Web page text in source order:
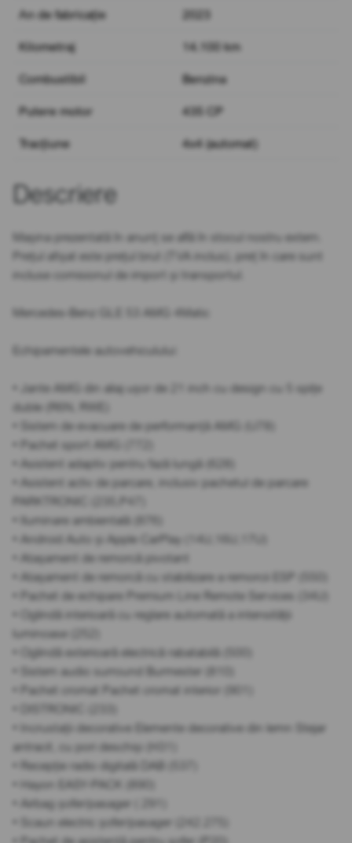
An de fabricație 2023
Kilometraj 14.100 km
Combustibil Benzina
Putere motor 435 CP
Tracțiune 4x4 (automat)
Descriere
Mașina prezentată în anunț se află în stocul nostru extern.
Prețul afișat este prețul brut (TVA inclus), preț în care sunt
incluse comisionul de import și transportul.
Mercedes-Benz GLE 53 AMG 4Matic
Echipamentele autovehiculului:
• Jante AMG din aliaj ușor de 21 inch cu design cu 5 spițe
duble (R6N, RWE)
• Sistem de evacuare de performanță AMG (U78)
• Pachet sport AMG (772)
• Asistent adaptiv pentru fază lungă (628)
• Asistent activ de parcare, inclusiv pachetul de parcare
PARKTRONIC (235,P47)
• Iluminare ambientală (876)
• Android Auto și Apple CarPlay (14U,16U,17U)
• Atașament de remorcă pivotant
• Atașament de remorcă cu stabilizare a remorcii ESP (550)
• Pachet de echipare Premium Line Remote Services (34U)
• Oglindă interioară cu reglare automată a intensității
luminoase (252)
• Oglindă exterioară electrică rabatabilă (500)
• Sistem audio surround Burmester (810)
• Pachet cromat Pachet cromat interior (901)
• DISTRONIC (233)
• Incrustații decorative Elemente decorative din lemn Stejar
antracit, cu pori deschiși (H31)
• Recepție radio digitală DAB (537)
• Hayon EASY-PACK (890)
• Airbag șofer/pasager ( 291)
• Scaun electric șofer/pasager (242.275)